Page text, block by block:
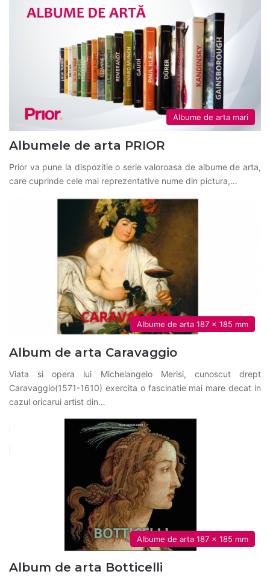
Albume de arta mari
Albumele de arta PRIOR
Prior va pune la dispozitie o serie valoroasa de albume de arta,
care cuprinde cele mai reprezentative nume din pictura,…
Albume de arta 187 x 185 mm
Album de arta Caravaggio
Viata si opera lui Michelangelo Merisi, cunoscut drept
Caravaggio(1571-1610) exercita o fascinatie mai mare decat in
cazul oricarui artist din…
Albume de arta 187 x 185 mm
Album de arta Botticelli